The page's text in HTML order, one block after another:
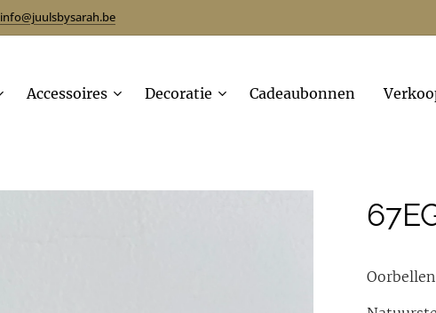
info@juulsbysarah.be
Accessoires Decoratie Cadeaubonnen